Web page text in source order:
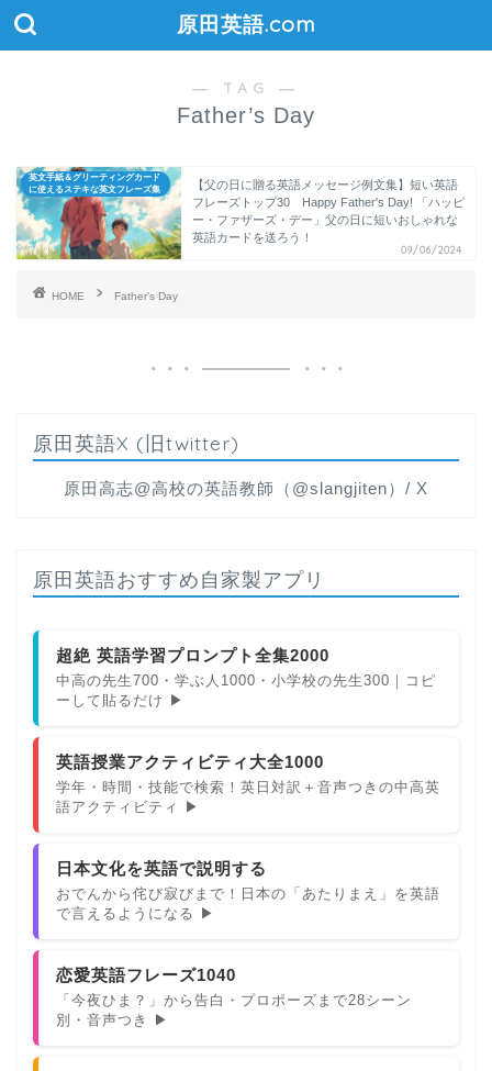
原田英語.com
― TAG ―
Father’s Day
英文手紙＆グリーティングカード
に使えるステキな英文フレーズ集
【父の日に贈る英語メッセージ例文集】短い英語
フレーズトップ30 Happy Father's Day! 「ハッピ
ー・ファザーズ・デー」父の日に短いおしゃれな
英語カードを送ろう！
09/06/2024
HOME Father’s Day
原田英語X (旧twitter)
原田高志@高校の英語教師（@slangjiten）/ X
原田英語おすすめ自家製アプリ
超絶 英語学習プロンプト全集2000
中高の先生700・学ぶ人1000・小学校の先生300｜コピ
ーして貼るだけ ▶
英語授業アクティビティ大全1000
学年・時間・技能で検索！英日対訳＋音声つきの中高英
語アクティビティ ▶
日本文化を英語で説明する
おでんから侘び寂びまで！日本の「あたりまえ」を英語
で言えるようになる ▶
恋愛英語フレーズ1040
「今夜ひま？」から告白・プロポーズまで28シーン
別・音声つき ▶